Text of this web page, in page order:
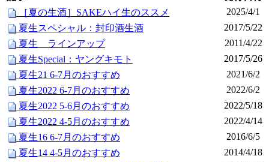
［夏の生酒］SAKEハイ生のススメ
2025/4/1
夏生スペシャル：封印酒生酒
2017/5/22
夏生 ラインアップ
2011/4/22
夏生Special：ヤングキモト
2017/5/26
夏生21 6-7月のおすすめ
2021/6/2
夏生2022 6-7月のおすすめ
2022/6/2
夏生2022 5-6月のおすすめ
2022/5/18
夏生2022 4-5月のおすすめ
2022/4/14
夏生16 6-7月のおすすめ
2016/6/5
夏生14 4-5月のおすすめ
2014/4/18